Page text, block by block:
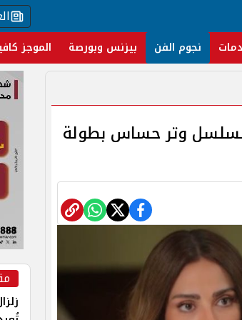
نجوم الفن بيزنس وبورصة الموجز
عرض الحلقة 35 من مسلسل وتر حساس بطولة